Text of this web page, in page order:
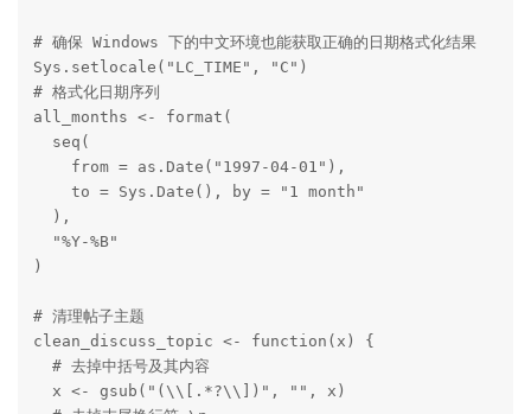
# 确保 Windows 下的中文环境也能获取正确的日期格式化结果
Sys.setlocale("LC_TIME", "C")
# 格式化日期序列
all_months <- format(
  seq(
    from = as.Date("1997-04-01"),
    to = Sys.Date(), by = "1 month"
  ),
  "%Y-%B"
)
# 清理帖子主题
clean_discuss_topic <- function(x) {
  # 去掉中括号及其内容
  x <- gsub("(\\[.*?\\])", "", x)